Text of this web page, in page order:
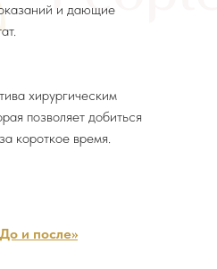
и после»
и дающие
хирургическим
позволяет добиться
короткое время.